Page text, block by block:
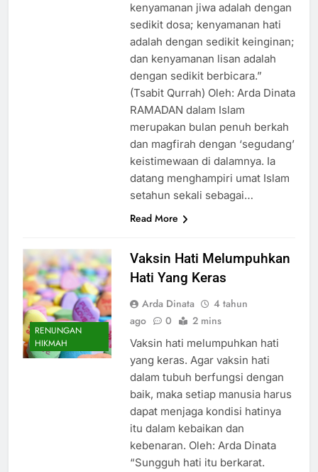
kenyamanan jiwa adalah dengan
sedikit dosa; kenyamanan hati
adalah dengan sedikit keinginan;
dan kenyamanan lisan adalah
dengan sedikit berbicara.”
(Tsabit Qurrah) Oleh: Arda Dinata
RAMADAN dalam Islam
merupakan bulan penuh berkah
dan magfirah dengan ‘segudang’
keistimewaan di dalamnya. Ia
datang menghampiri umat Islam
setahun sekali sebagai…
Read More
RENUNGAN
HIKMAH
Vaksin Hati Melumpuhkan
Hati Yang Keras
Arda Dinata
4 tahun
ago
0 2 mins
Vaksin hati melumpuhkan hati
yang keras. Agar vaksin hati
dalam tubuh berfungsi dengan
baik, maka setiap manusia harus
dapat menjaga kondisi hatinya
itu dalam kebaikan dan
kebenaran. Oleh: Arda Dinata
“Sungguh hati itu berkarat.